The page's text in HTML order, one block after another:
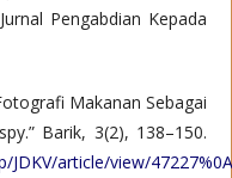
Pengabdian Kepada
Makanan Sebagai
Barik, 3(2), 138–150.
JDKV/article/view/